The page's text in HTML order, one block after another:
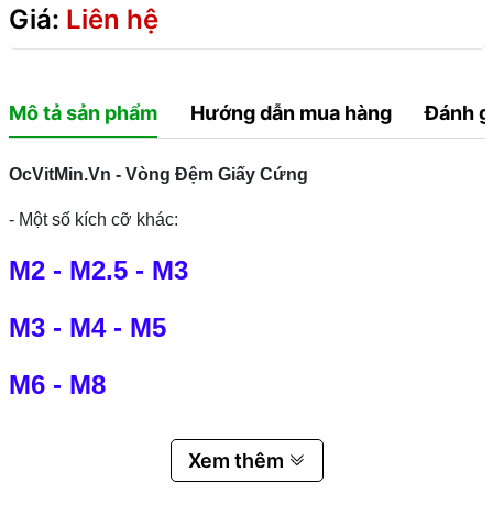
Giá: Liên hệ
Mô tả sản phẩm Hướng dẫn mua hàng Đánh
OcVitMin.Vn - Vòng Đệm Giấy Cứng
- Một số kích cỡ khác:
M2 - M2.5 - M3
M3 - M4 - M5
M6 - M8
Xem thêm